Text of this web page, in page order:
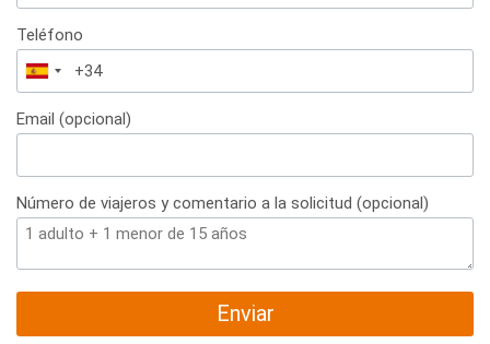
Teléfono
España
+34
Email (opcional)
Número de viajeros y comentario a la solicitud (opcional)
Enviar